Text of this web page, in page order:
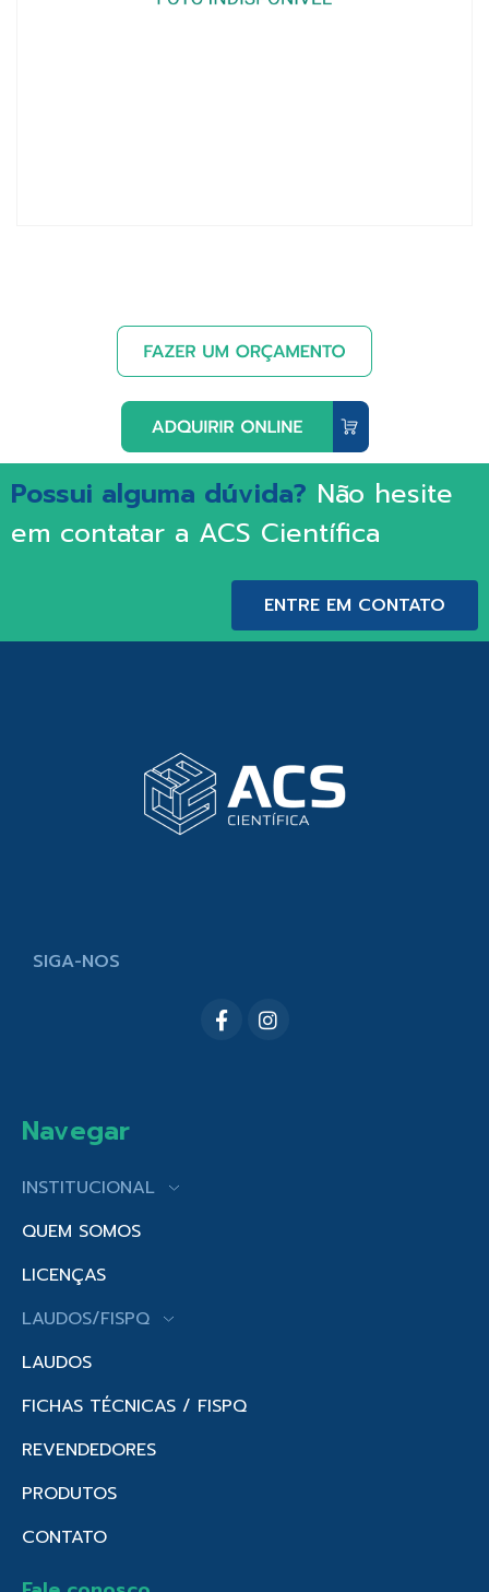
Possui alguma dúvida? Não hesite
em contatar a ACS Científica
ENTRE EM CONTATO
SIGA-NOS
Navegar
INSTITUCIONAL
QUEM SOMOS
LICENÇAS
LAUDOS/FISPQ
LAUDOS
FICHAS TÉCNICAS / FISPQ
REVENDEDORES
PRODUTOS
CONTATO